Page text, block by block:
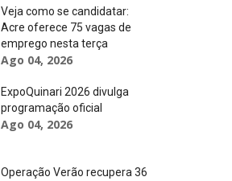
Veja como se candidatar:
Acre oferece 75 vagas de
emprego nesta terça
Ago 04, 2026
ExpoQuinari 2026 divulga
programação oficial
Ago 04, 2026
Operação Verão recupera 36